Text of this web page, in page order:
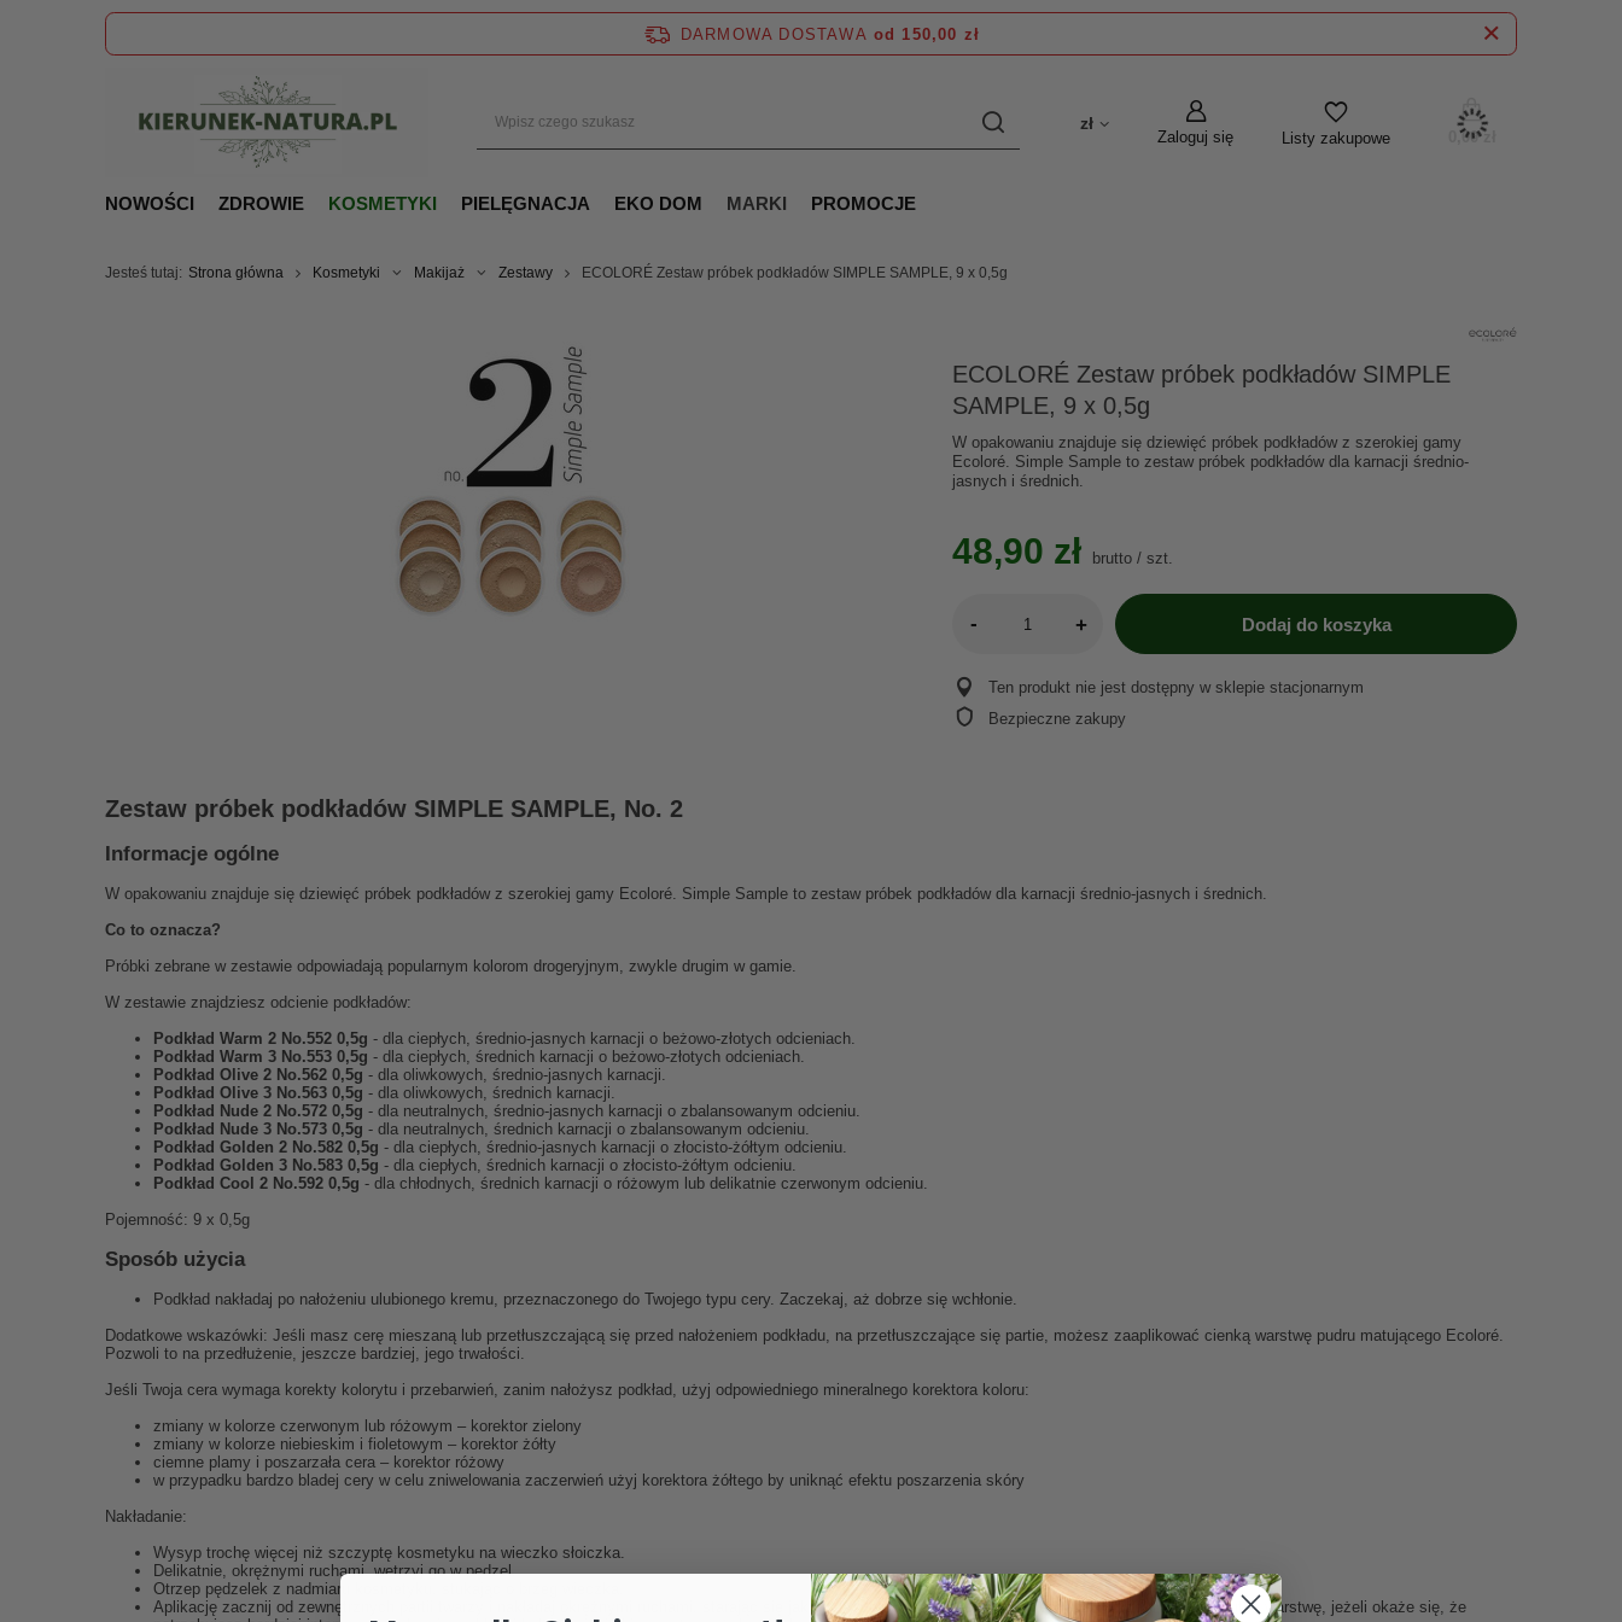
DARMOWA DOSTAWA od 150,00 zł
zł
Zaloguj się Listy zakupowe 0,00 zł
NOWOŚCI ZDROWIE KOSMETYKI PIELĘGNACJA EKO DOM MARKI PROMOCJE
Jesteś tutaj: Strona główna Kosmetyki Makijaż Zestawy ECOLORÉ Zestaw próbek podkładów SIMPLE SAMPLE, 9 x 0,5g
ECOLORÉ Zestaw próbek podkładów SIMPLE
SAMPLE, 9 x 0,5g
W opakowaniu znajduje się dziewięć próbek podkładów z szerokiej gamy
Ecoloré. Simple Sample to zestaw próbek podkładów dla karnacji średnio-
jasnych i średnich.
48,90 zł brutto / szt.
- + Dodaj do koszyka
Ten produkt nie jest dostępny w sklepie stacjonarnym
Bezpieczne zakupy
Zestaw próbek podkładów SIMPLE SAMPLE, No. 2
Informacje ogólne
W opakowaniu znajduje się dziewięć próbek podkładów z szerokiej gamy Ecoloré. Simple Sample to zestaw próbek podkładów dla karnacji średnio-jasnych i średnich.
Co to oznacza?
Próbki zebrane w zestawie odpowiadają popularnym kolorom drogeryjnym, zwykle drugim w gamie.
W zestawie znajdziesz odcienie podkładów:
Podkład Warm 2 No.552 0,5g - dla ciepłych, średnio-jasnych karnacji o beżowo-złotych odcieniach.
Podkład Warm 3 No.553 0,5g - dla ciepłych, średnich karnacji o beżowo-złotych odcieniach.
Podkład Olive 2 No.562 0,5g - dla oliwkowych, średnio-jasnych karnacji.
Podkład Olive 3 No.563 0,5g - dla oliwkowych, średnich karnacji.
Podkład Nude 2 No.572 0,5g - dla neutralnych, średnio-jasnych karnacji o zbalansowanym odcieniu.
Podkład Nude 3 No.573 0,5g - dla neutralnych, średnich karnacji o zbalansowanym odcieniu.
Podkład Golden 2 No.582 0,5g - dla ciepłych, średnio-jasnych karnacji o złocisto-żółtym odcieniu.
Podkład Golden 3 No.583 0,5g - dla ciepłych, średnich karnacji o złocisto-żółtym odcieniu.
Podkład Cool 2 No.592 0,5g - dla chłodnych, średnich karnacji o różowym lub delikatnie czerwonym odcieniu.
Pojemność: 9 x 0,5g
Sposób użycia
Podkład nakładaj po nałożeniu ulubionego kremu, przeznaczonego do Twojego typu cery. Zaczekaj, aż dobrze się wchłonie.
Dodatkowe wskazówki: Jeśli masz cerę mieszaną lub przetłuszczającą się przed nałożeniem podkładu, na przetłuszczające się partie, możesz zaaplikować cienką warstwę pudru matującego Ecoloré.
Pozwoli to na przedłużenie, jeszcze bardziej, jego trwałości.
Jeśli Twoja cera wymaga korekty kolorytu i przebarwień, zanim nałożysz podkład, użyj odpowiedniego mineralnego korektora koloru:
zmiany w kolorze czerwonym lub różowym – korektor zielony
zmiany w kolorze niebieskim i fioletowym – korektor żółty
ciemne plamy i poszarzała cera – korektor różowy
w przypadku bardzo bladej cery w celu zniwelowania zaczerwień użyj korektora żółtego by uniknąć efektu poszarzenia skóry
Nakładanie:
Wysyp trochę więcej niż szczyptę kosmetyku na wieczko słoiczka.
Delikatnie, okrężnymi ruchami, wetrzyj go w pędzel.
Otrzep pędzelek z nadmiaru kosmetyku, stukając o brzeg wieczka.
Aplikację zacznij od zewnętrznych partii twarzy i nakładaj okrężnymi ruchami, starając się jak gdyby delikatnie rozcierać kosmetyk na skórze. Nałóż cieniutką warstwę, jeżeli okaże się, że